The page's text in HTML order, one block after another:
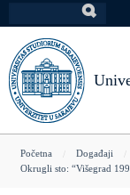
na
glavni
sadržaj
You
Početna
Događaji
Okrugli sto: “Višegrad